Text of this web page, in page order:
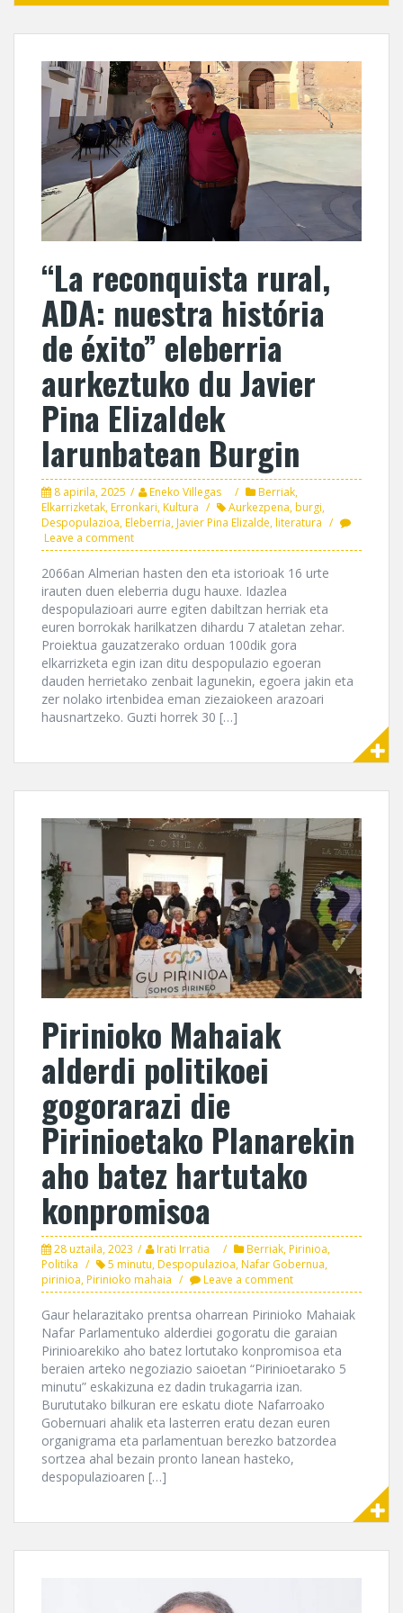
“La reconquista rural,
ADA: nuestra história
de éxito” eleberria
aurkeztuko du Javier
Pina Elizaldek
larunbatean Burgin
8 apirila, 2025 Eneko Villegas Berriak,
Elkarrizketak,Erronkari,Kultura Aurkezpena,burgi,
Despopulazioa,Eleberria,Javier Pina Elizalde,literatura
Leave a comment
2066an Almerian hasten den eta istorioak 16 urte
irauten duen eleberria dugu hauxe. Idazlea
despopulazioari aurre egiten dabiltzan herriak eta
euren borrokak harilkatzen dihardu 7 ataletan zehar.
Proiektua gauzatzerako orduan 100dik gora
elkarrizketa egin izan ditu despopulazio egoeran
dauden herrietako zenbait lagunekin, egoera jakin eta
zer nolako irtenbidea eman ziezaiokeen arazoari
hausnartzeko. Guzti horrek 30 […]
Pirinioko Mahaiak
alderdi politikoei
gogorarazi die
Pirinioetako Planarekin
aho batez hartutako
konpromisoa
28 uztaila, 2023 Irati Irratia Berriak,Pirinioa,
Politika
5 minutu,Despopulazioa,Nafar Gobernua,
pirinioa,Pirinioko mahaia Leave a comment
Gaur helarazitako prentsa oharrean Pirinioko Mahaiak
Nafar Parlamentuko alderdiei gogoratu die garaian
Pirinioarekiko aho batez lortutako konpromisoa eta
beraien arteko negoziazio saioetan “Pirinioetarako 5
minutu” eskakizuna ez dadin trukagarria izan.
Burututako bilkuran ere eskatu diote Nafarroako
Gobernuari ahalik eta lasterren eratu dezan euren
organigrama eta parlamentuan berezko batzordea
sortzea ahal bezain pronto lanean hasteko,
despopulazioaren […]